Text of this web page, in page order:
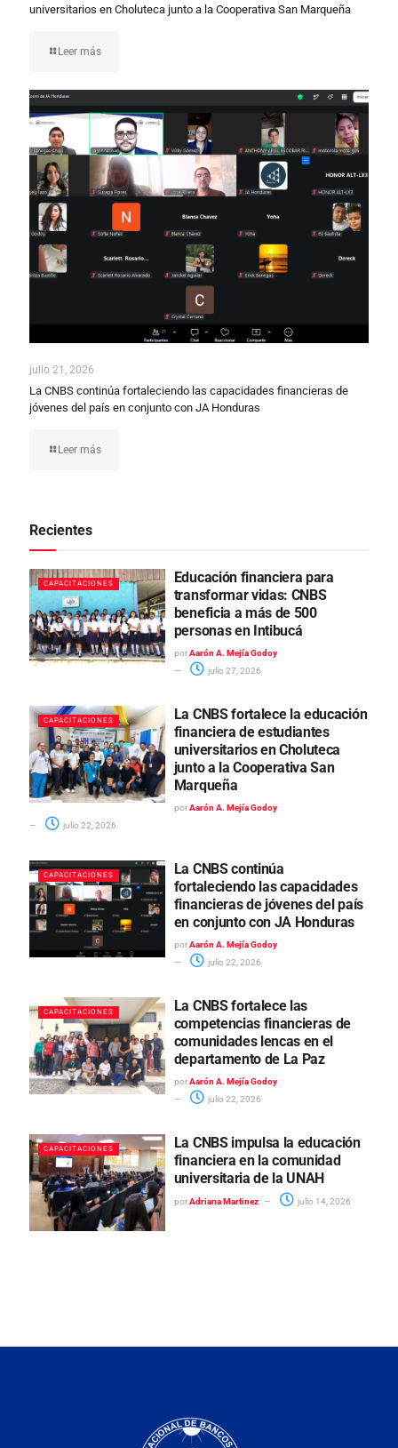
universitarios en Choluteca junto a la Cooperativa San Marqueña
Leer más
julio 21, 2026
La CNBS continúa fortaleciendo las capacidades financieras de
jóvenes del país en conjunto con JA Honduras
Leer más
Recientes
CAPACITACIONES
Educación financiera para
transformar vidas: CNBS
beneficia a más de 500
personas en Intibucá
por Aarón A. Mejía Godoy
julio 27, 2026
CAPACITACIONES
La CNBS fortalece la educación
financiera de estudiantes
universitarios en Choluteca
junto a la Cooperativa San
Marqueña
por Aarón A. Mejía Godoy
julio 22, 2026
CAPACITACIONES
La CNBS continúa
fortaleciendo las capacidades
financieras de jóvenes del país
en conjunto con JA Honduras
por Aarón A. Mejía Godoy
julio 22, 2026
CAPACITACIONES
La CNBS fortalece las
competencias financieras de
comunidades lencas en el
departamento de La Paz
por Aarón A. Mejía Godoy
julio 22, 2026
CAPACITACIONES
La CNBS impulsa la educación
financiera en la comunidad
universitaria de la UNAH
por Adriana Martinez julio 14, 2026